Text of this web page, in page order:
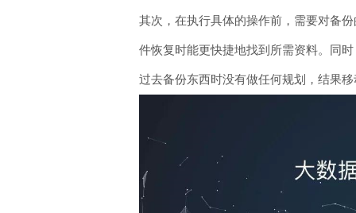
其次，在执行具体的操作前，需要对备
件恢复时能更快捷地找到所需资料。同
过去备份东西时没有做任何规划，结果